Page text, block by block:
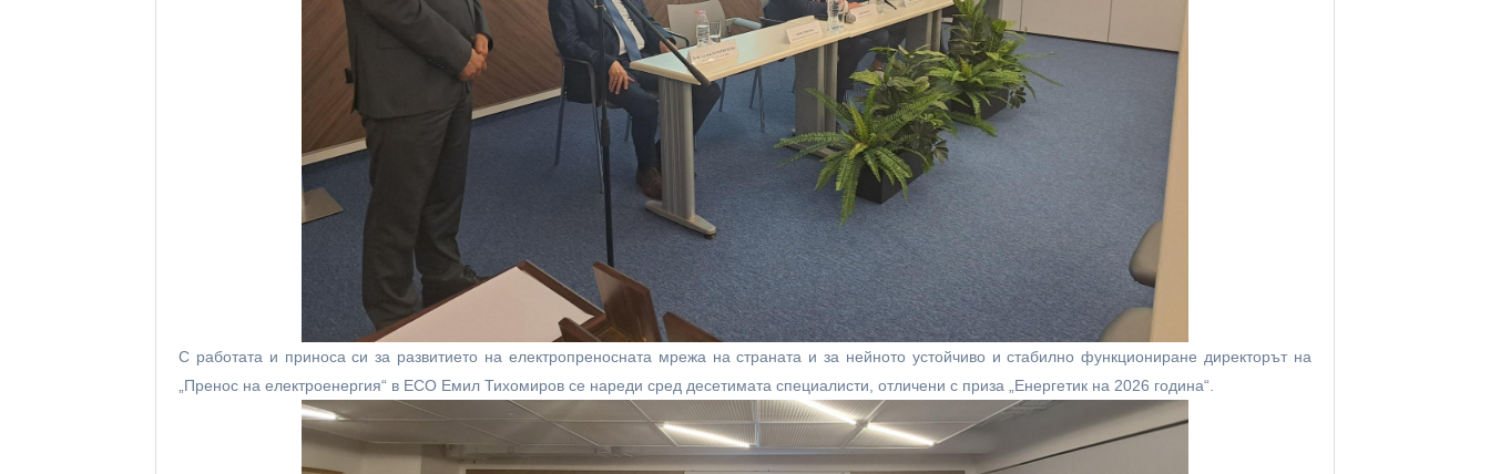
С работата и приноса си за развитието на електропреносната мрежа на страната и за нейното устойчиво и стабилно функциониране директорът на
„Пренос на електроенергия“ в ЕСО Емил Тихомиров се нареди сред десетимата специалисти, отличени с приза „Енергетик на 2026 година“.